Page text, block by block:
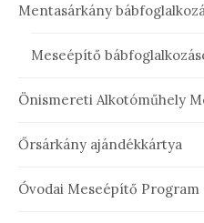
Mentasárkány
Meseépítő
Önismereti Alkotóműhely
Őrsárkány ajándékkártya
Óvodai Meseépítő Program